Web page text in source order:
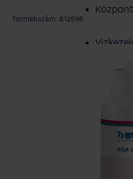
BWT
Termékszám: 812595